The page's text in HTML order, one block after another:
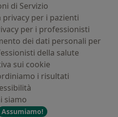
di Servizio
per i pazienti
per i professionisti
dei dati personali per
della salute
sui cookie
i risultati
siamo
Assumiamo!